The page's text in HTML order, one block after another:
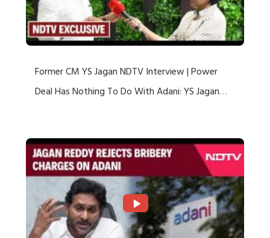
Former CM YS Jagan NDTV Interview | Power
Deal Has Nothing To Do With Adani: YS Jagan